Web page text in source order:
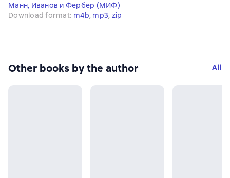
Манн, Иванов и Фербер (МИФ)
Download format: m4b, mp3, zip
Other books by the author All